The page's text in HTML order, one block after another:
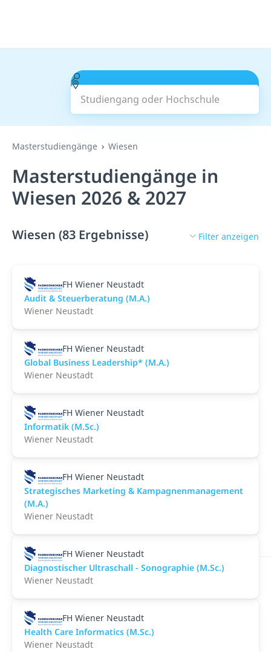
Studiengang oder Hochschule
Suchen
Masterstudiengänge Wiesen
Masterstudiengänge in
Wiesen 2026 & 2027
Wiesen (83 Ergebnisse) Filter anzeigen
FH Wiener Neustadt
Audit & Steuerberatung (M.A.)
Wiener Neustadt
FH Wiener Neustadt
Global Business Leadership* (M.A.)
Wiener Neustadt
FH Wiener Neustadt
Informatik (M.Sc.)
Wiener Neustadt
FH Wiener Neustadt
Strategisches Marketing & Kampagnenmanagement
(M.A.)
Wiener Neustadt
FH Wiener Neustadt
Diagnostischer Ultraschall - Sonographie (M.Sc.)
Wiener Neustadt
FH Wiener Neustadt
Health Care Informatics (M.Sc.)
Wiener Neustadt